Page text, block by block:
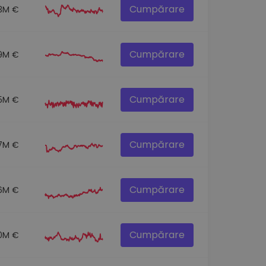
€ Cumpărare
€ Cumpărare
€ Cumpărare
€ Cumpărare
€ Cumpărare
€ Cumpărare